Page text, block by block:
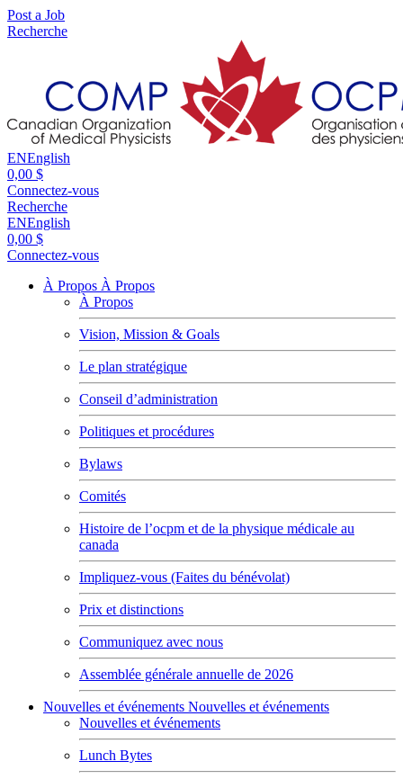
Post a Job
Recherche
ENEnglish
0,00 $
Connectez-vous
Recherche
ENEnglish
0,00 $
Connectez-vous
À Propos À Propos
À Propos
Vision, Mission & Goals
Le plan stratégique
Conseil d’administration
Politiques et procédures
Bylaws
Comités
Histoire de l’ocpm et de la physique médicale au
canada
Impliquez-vous (Faites du bénévolat)
Prix et distinctions
Communiquez avec nous
Assemblée générale annuelle de 2026
Nouvelles et événements Nouvelles et événements
Nouvelles et événements
Lunch Bytes